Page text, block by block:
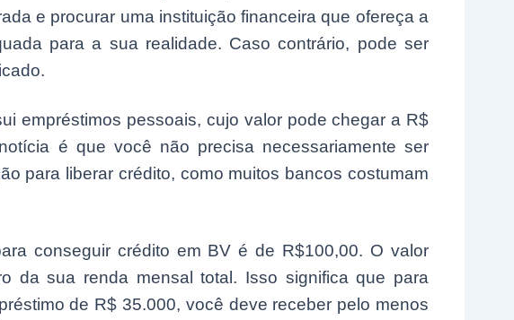
e procurar uma instituição financeira que ofereça a
para a sua realidade. Caso contrário, pode ser
empréstimos pessoais, cujo valor pode chegar a R$
é que você não precisa necessariamente ser
para liberar crédito, como muitos bancos costumam
conseguir crédito em BV é de R$100,00. O valor
da sua renda mensal total. Isso significa que para
de R$ 35.000, você deve receber pelo menos